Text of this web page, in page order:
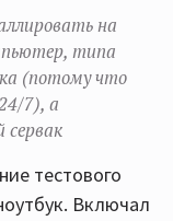
на
типа
(потому что
7), а
сервак
тестового
Включал